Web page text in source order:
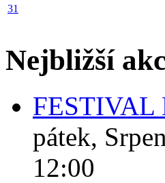
31
Nejbližší
FESTIVAL
pátek,
12:00